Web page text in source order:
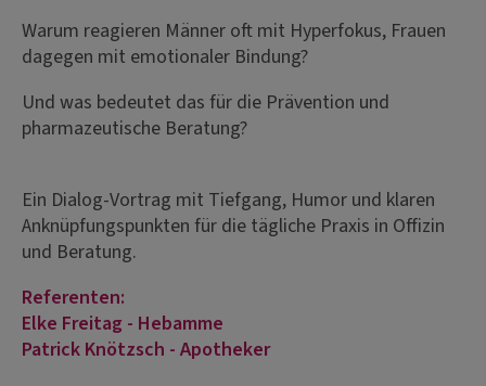
Warum reagieren Männer oft mit Hyperfokus, Frauen
dagegen mit emotionaler Bindung?
Und was bedeutet das für die Prävention und
pharmazeutische Beratung?
Ein Dialog-Vortrag mit Tiefgang, Humor und klaren
Anknüpfungspunkten für die tägliche Praxis in Offizin
und Beratung.
Referenten:
Elke Freitag - Hebamme
Patrick Knötzsch - Apotheker